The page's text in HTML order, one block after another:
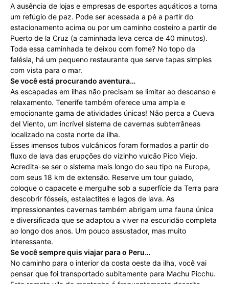
A ausência de lojas e empresas de esportes aquáticos a torna
um refúgio de paz. Pode ser acessada a pé a partir do
estacionamento acima ou por um caminho costeiro a partir de
Puerto de la Cruz (a caminhada leva cerca de 40 minutos).
Toda essa caminhada te deixou com fome? No topo da
falésia, há um pequeno restaurante que serve tapas simples
com vista para o mar.
Se você está procurando aventura…
As escapadas em ilhas não precisam se limitar ao descanso e
relaxamento. Tenerife também oferece uma ampla e
emocionante gama de atividades únicas! Não perca a Cueva
del Viento, um incrível sistema de cavernas subterrâneas
localizado na costa norte da ilha.
Esses imensos tubos vulcânicos foram formados a partir do
fluxo de lava das erupções do vizinho vulcão Pico Viejo.
Acredita-se ser o sistema mais longo do seu tipo na Europa,
com seus 18 km de extensão. Reserve um tour guiado,
coloque o capacete e mergulhe sob a superfície da Terra para
descobrir fósseis, estalactites e lagos de lava. As
impressionantes cavernas também abrigam uma fauna única
e diversificada que se adaptou a viver na escuridão completa
ao longo dos anos. Um pouco assustador, mas muito
interessante.
Se você sempre quis viajar para o Peru…
No caminho para o interior da costa oeste da ilha, você vai
pensar que foi transportado subitamente para Machu Picchu.